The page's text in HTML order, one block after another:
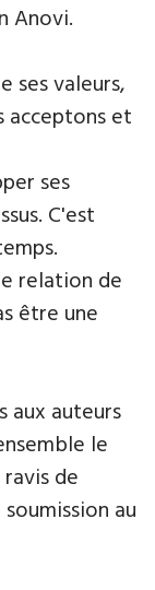
Anovi.
ses valeurs,
acceptons et
ses
C'est
relation de
être une
aux auteurs
le
de
au